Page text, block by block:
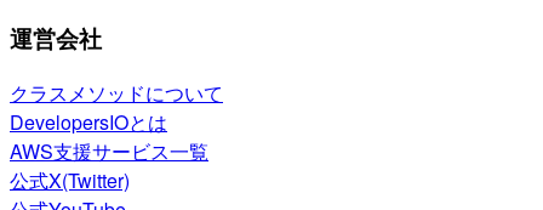
運営会社
クラスメソッドについて
DevelopersIOとは
AWS支援サービス一覧
公式X(Twitter)